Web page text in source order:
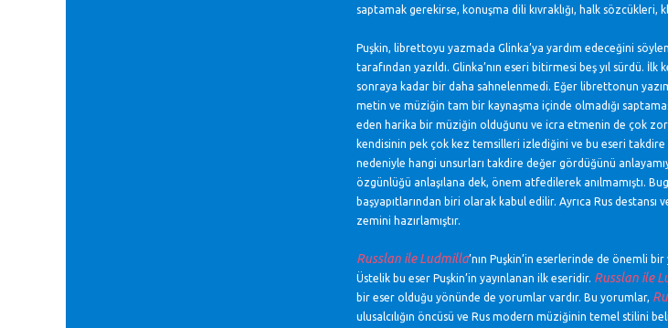
saptamak gerekirse, konuşma dili kıvraklığı, halk sözcükleri,
Puşkin, librettoyu yazmada Glinka’ya yardım edeceğini
tarafından yazıldı. Glinka’nın eseri bitirmesi beş yıl sürdü.
sonraya kadar bir daha sahnelenmedi. Eğer librettonun
metin ve müziğin tam bir kaynaşma içinde olmadığı
eden harika bir müziğin olduğunu ve icra etmenin de çok
kendisinin pek çok kez temsilleri izlediğini ve bu eseri
nedeniyle hangi unsurları takdire değer gördüğünü
özgünlüğü anlaşılana dek, önem atfedilerek anılmamıştı.
başyapıtlarından biri olarak kabul edilir. Ayrıca Rus destansı
zemini hazırlamıştır.
Russlan ile Ludmilla’nın Puşkin’in eserlerinde de önemli
Üstelik bu eser Puşkin’in yayınlanan ilk eseridir. Russlan ile
bir eser olduğu yönünde de yorumlar vardır. Bu yorumlar,
ulusalcılığın öncüsü ve Rus modern müziğinin temel stilini